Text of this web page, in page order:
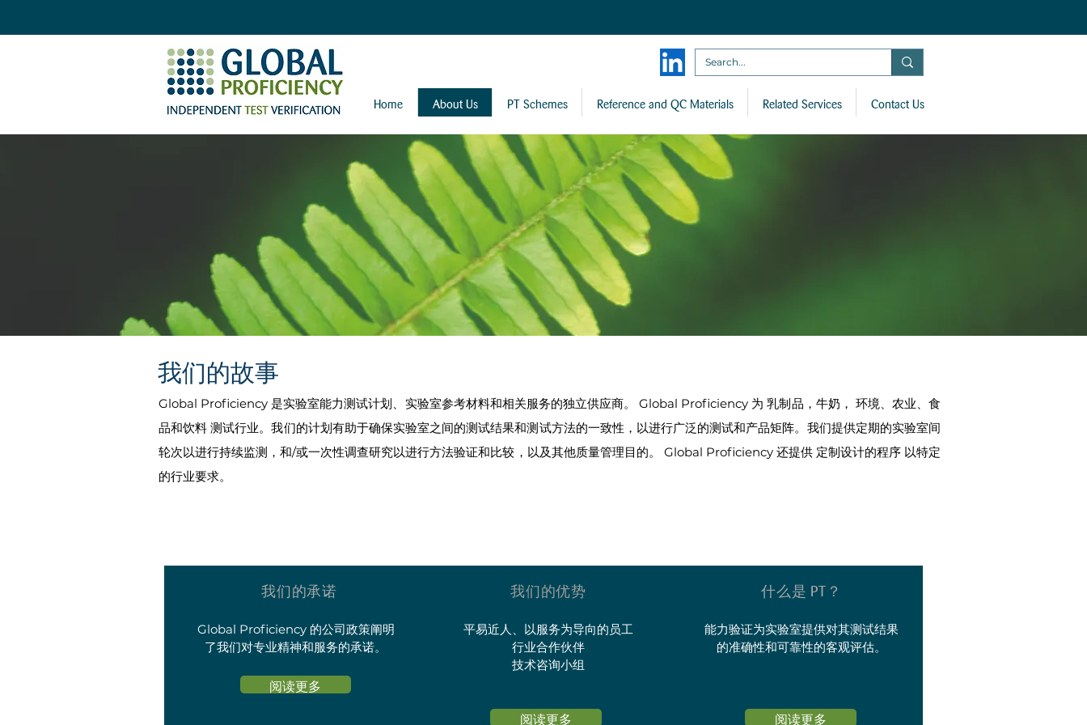
Home About Us PT Schemes Reference and QC Materials Related Services Contact Us
我们的故事
Global Proficiency 是实验室能力测试计划、实验室参考材料和相关服务的独立供应商。 Global Proficiency 为乳制品，牛奶， 环境、农业、食
品和饮料 测试行业。我们的计划有助于确保实验室之间的测试结果和测试方法的一致性，以进行广泛的测试和产品矩阵。我们提供定期的实验室间
轮次以进行持续监测，和/或一次性调查研究以进行方法验证和比较，以及其他质量管理目的。 Global Proficiency 还提供 定制设计的程序以特定
的行业要求。
我们的承诺
Global Proficiency 的公司政策阐明
了我们对专业精神和服务的承诺。
阅读更多
我们的优势
平易近人、以服务为导向的员工
行业合作伙伴
技术咨询小组
阅读更多
什么是 PT？
能力验证为实验室提供对其测试结果
的准确性和可靠性的客观评估。
阅读更多